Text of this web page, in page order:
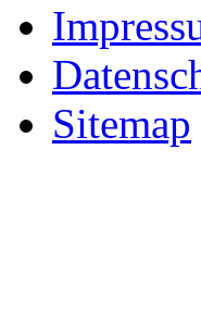
Sitemap